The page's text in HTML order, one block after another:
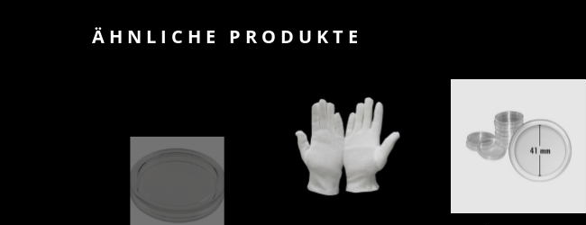
ÄHNLICHE PRODUKTE